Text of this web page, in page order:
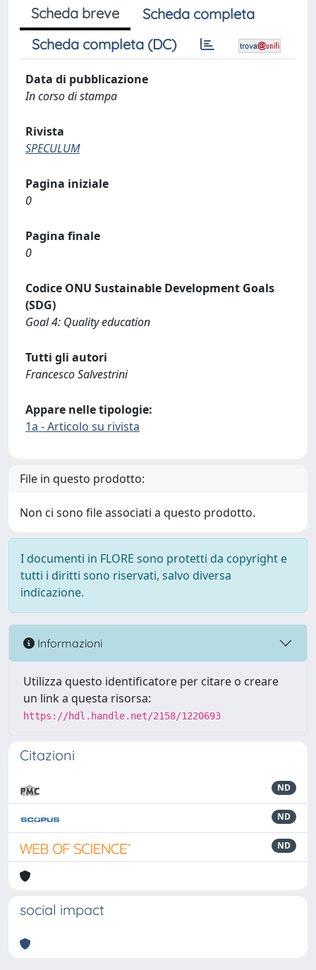
Scheda breve
Scheda completa
Scheda completa (DC)
Data di pubblicazione
In corso di stampa
Rivista
SPECULUM
Pagina iniziale
0
Pagina finale
0
Codice ONU Sustainable Development Goals
(SDG)
Goal 4: Quality education
Tutti gli autori
Francesco Salvestrini
Appare nelle tipologie:
1a - Articolo su rivista
File in questo prodotto:
Non ci sono file associati a questo prodotto.
I documenti in FLORE sono protetti da copyright e
tutti i diritti sono riservati, salvo diversa
indicazione.
Informazioni
Utilizza questo identificatore per citare o creare
un link a questa risorsa:
https://hdl.handle.net/2158/1220693
Citazioni
ND
ND
ND
social impact